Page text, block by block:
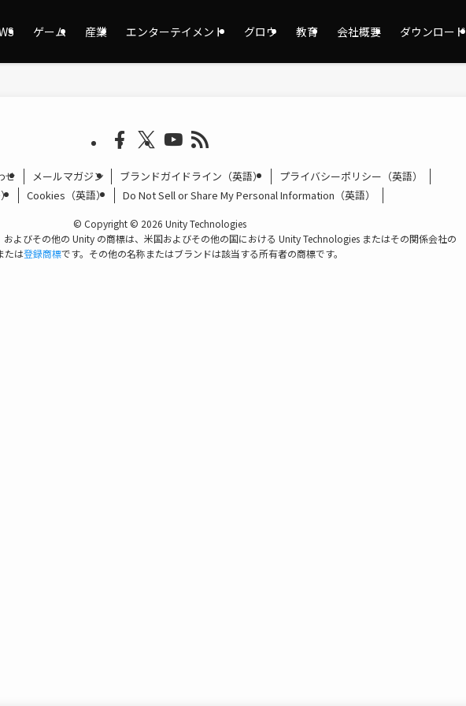
ゲーム 産業 エンターテイメント グロウ 教育 会社概要 ダウンロード
せ メールマガジン ブランドガイドライン（英語）
プライバシーポリシー（英語）
Cookies（英語） Do Not Sell or Share My Personal Information（英語）
© Copyright © 2026 Unity Technologies
およびその他の Unity の商標は、米国およびその他の国における Unity Technologies またはその関係会社の
たは登録商標です。その他の名称またはブランドは該当する所有者の商標です。